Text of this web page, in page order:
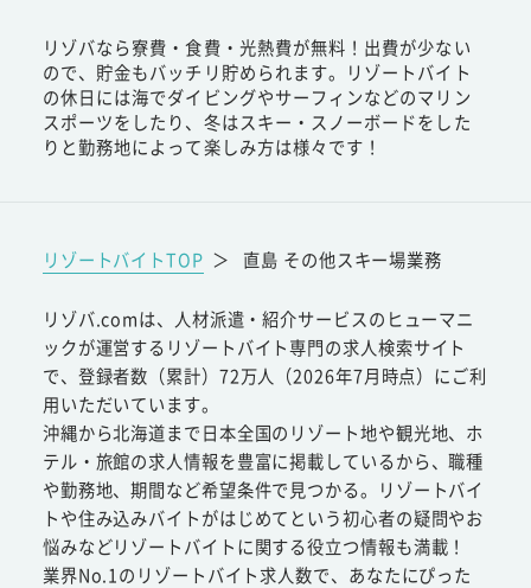
リゾバなら寮費・食費・光熱費が無料！出費が少ない
ので、貯金もバッチリ貯められます。リゾートバイト
の休日には海でダイビングやサーフィンなどのマリン
スポーツをしたり、冬はスキー・スノーボードをした
りと勤務地によって楽しみ方は様々です！
リゾートバイトTOP ＞ 直島 その他スキー場業務
リゾバ.comは、人材派遣・紹介サービスのヒューマニ
ックが運営するリゾートバイト専門の求人検索サイト
で、登録者数（累計）72万人（2026年7月時点）にご利
用いただいています。
沖縄から北海道まで日本全国のリゾート地や観光地、ホ
テル・旅館の求人情報を豊富に掲載しているから、職種
や勤務地、期間など希望条件で見つかる。リゾートバイ
トや住み込みバイトがはじめてという初心者の疑問やお
悩みなどリゾートバイトに関する役立つ情報も満載！
業界No.1のリゾートバイト求人数で、あなたにぴった